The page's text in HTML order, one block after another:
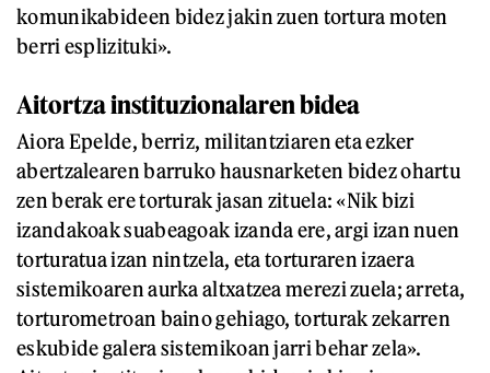
komunikabideen bidez jakin zuen tortura moten
berri esplizituki».
Aitortza instituzionalaren bidea
Aiora Epelde, berriz, militantziaren eta ezker
abertzalearen barruko hausnarketen bidez ohartu
zen berak ere torturak jasan zituela: «Nik bizi
izandakoak suabeagoak izanda ere, argi izan nuen
torturatua izan nintzela, eta torturaren izaera
sistemikoaren aurka altxatzea merezi zuela; arreta,
torturometroan baino gehiago, torturak zekarren
eskubide galera sistemikoan jarri behar zela».